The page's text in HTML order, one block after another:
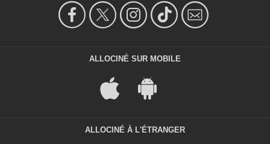
ALLOCINÉ SUR MOBILE
ALLOCINÉ À L'ÉTRANGER